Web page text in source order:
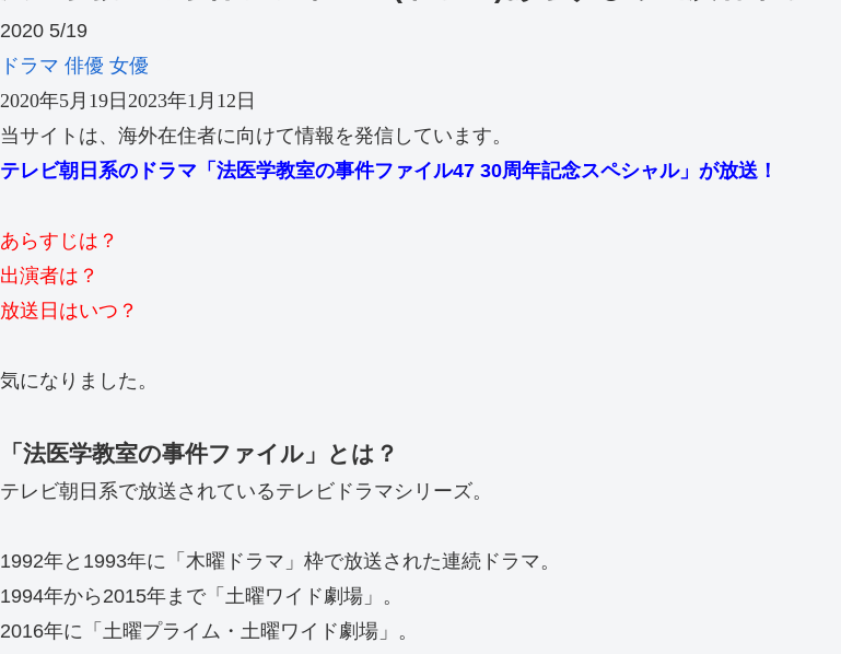
2020 5/19
ドラマ 俳優 女優
2020年5月19日 2023年1月12日
当サイトは、海外在住者に向けて情報を発信しています。
テレビ朝日系のドラマ「法医学教室の事件ファイル47 30周年記念スペシャル」が放送！
あらすじは？
出演者は？
放送日はいつ？
気になりました。
「法医学教室の事件ファイル」とは？
テレビ朝日系で放送されているテレビドラマシリーズ。
1992年と1993年に「木曜ドラマ」枠で放送された連続ドラマ。
1994年から2015年まで「土曜ワイド劇場」。
2016年に「土曜プライム・土曜ワイド劇場」。